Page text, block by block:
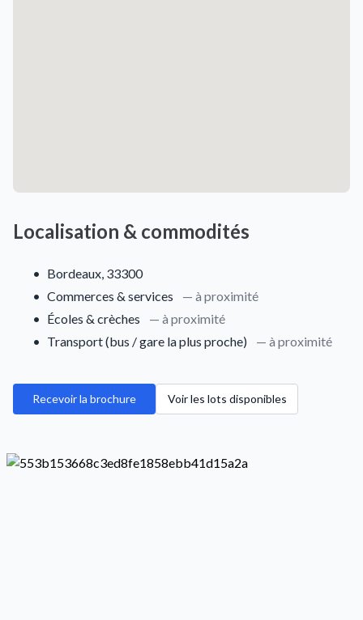
Localisation & commodités
• Bordeaux, 33300
• Commerces & services
— à proximité
• Écoles & crèches
— à proximité
• Transport (bus / gare la plus proche) — à proximité
Recevoir la brochure Voir les lots disponibles